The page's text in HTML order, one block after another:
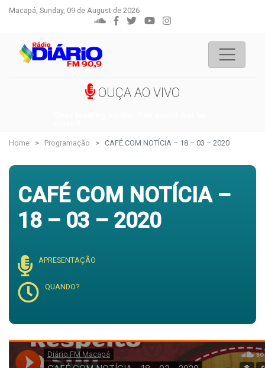
Macapá, Sunday, 09 de August de 2026
OUÇA AO VIVO
Home Programação CAFÉ COM NOTÍCIA – 18 – 03 – 2020
CAFÉ COM NOTÍCIA –
18 – 03 – 2020
APRESENTAÇÃO
QUANDO?